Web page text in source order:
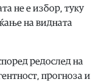
не е избор, туку
на видната
редослед на
прогноза и